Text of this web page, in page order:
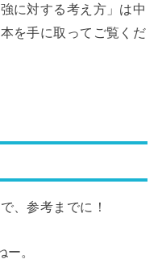
に対する考え方」は中
を手に取ってご覧くだ
、参考までに！
。